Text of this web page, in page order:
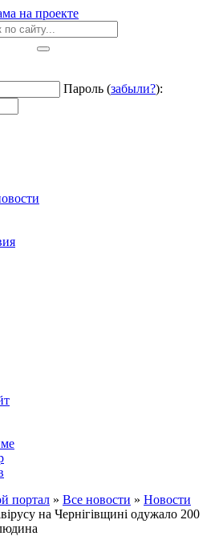
на проекте
Пароль (забыли?):
портал » Все новости » Новости
на Чернігівщині одужало 200